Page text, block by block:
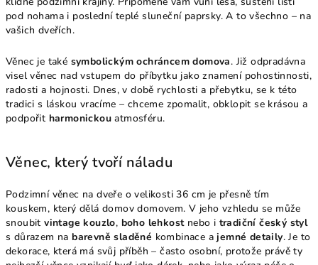
pod nohama i poslední teplé sluneční paprsky. A to všechno – na
vašich dveřích.
Věnec je také symbolickým ochráncem domova. Již odpradávna
visel věnec nad vstupem do příbytku jako znamení pohostinnosti,
radosti a hojnosti. Dnes, v době rychlosti a přebytku, se k této
tradici s láskou vracíme – chceme zpomalit, obklopit se krásou a
podpořit harmonickou atmosféru.
Věnec, který tvoří náladu
Podzimní věnec na dveře o velikosti 36 cm je přesně tím
kouskem, který dělá domov domovem. V jeho vzhledu se může
snoubitvintage kouzlo, boho lehkostnebo i tradiční český styl
s důrazem na barevně sladěné kombinace ajemné detaily. Je to
dekorace, která má svůj příběh – často osobní, protože právě ty